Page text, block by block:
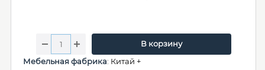
В корзину
Мебельная фабрика: Китай +